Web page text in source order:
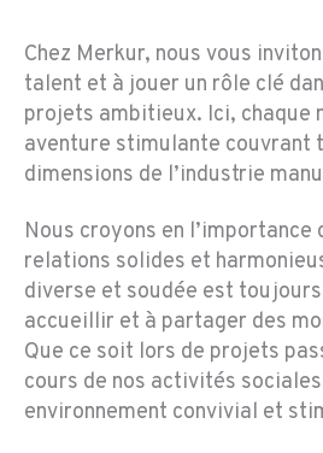
Chez Merkur, nous vous
talent et à jouer un rôle clé
projets ambitieux. Ici, chaque
aventure stimulante couvrant
dimensions de l’industrie
Nous croyons en l’importance
relations solides et
diverse et soudée est
accueillir et à partager des
Que ce soit lors de projets
cours de nos activités
environnement convivial et